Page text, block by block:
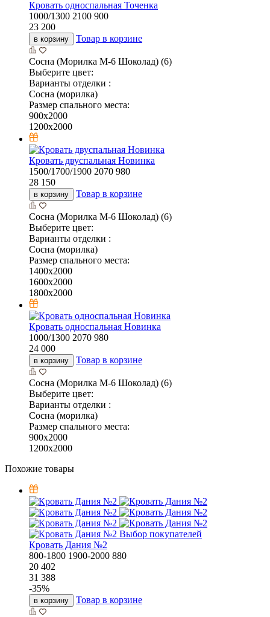
Кровать односпальная Точенка
1000/1300 2100 900
23 200
в корзину Товар в корзине
Сосна (Морилка М-6 Шоколад) (6)
Выберите цвет:
Варианты отделки :
Сосна (морилка)
Размер спального места:
900х2000
1200х2000
Кровать двуспальная Новинка
1500/1700/1900 2070 980
28 150
в корзину Товар в корзине
Сосна (Морилка М-6 Шоколад) (6)
Выберите цвет:
Варианты отделки :
Сосна (морилка)
Размер спального места:
1400х2000
1600х2000
1800х2000
Кровать односпальная Новинка
1000/1300 2070 980
24 000
в корзину Товар в корзине
Сосна (Морилка М-6 Шоколад) (6)
Выберите цвет:
Варианты отделки :
Сосна (морилка)
Размер спального места:
900х2000
1200х2000
Похожие товары
Выбор покупателей
Кровать Дания №2
800-1800 1900-2000 880
20 402
31 388
-35%
в корзину Товар в корзине